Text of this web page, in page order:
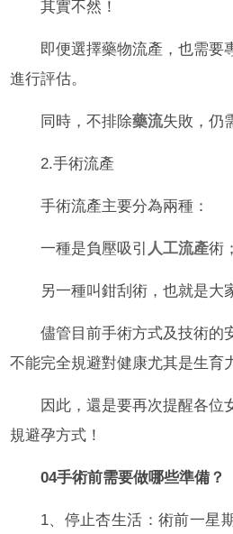
其實不然！
即便選擇藥物流產，也需要
進行評估。
同時，不排除藥流失敗，仍
2.手術流產
手術流產主要分為兩種：
一種是負壓吸引 人工流產術；
另一種叫鉗刮術，也就是大
儘管目前手術方式及技術的
不能完全規避對健康尤其是生育
因此，還是要再次提醒各位
規避孕方式！
04手術前需要做哪些準備？
1、停止杏生活：術前一星